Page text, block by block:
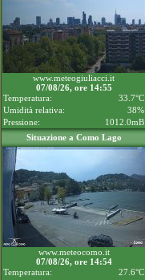
www.meteogiuliacci.it
07/08/26, ore 14:55
Temperatura:
33.7°C
Umidità relativa:
38%
Pressione:
1012.0mB
Situazione a Como Lago
www.meteocomo.it
07/08/26, ore 14:54
Temperatura:
27.6°C